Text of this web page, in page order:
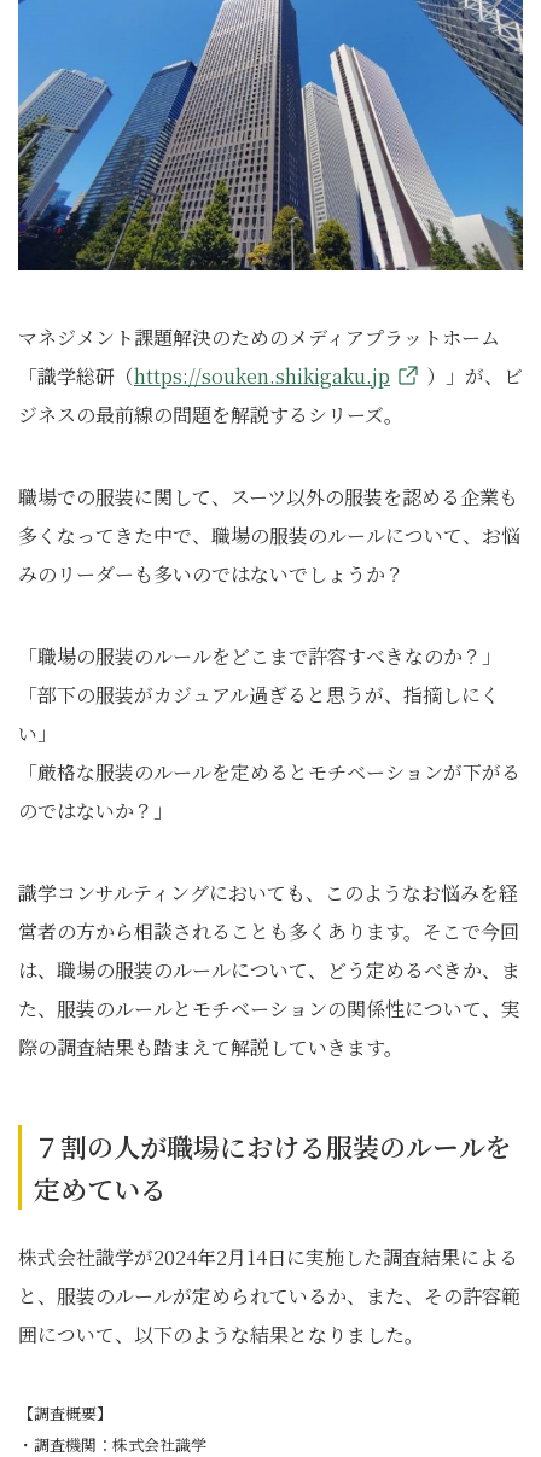
マネジメント課題解決のためのメディアプラットホーム
「識学総研（https://souken.shikigaku.jp
）」が、ビ
ジネスの最前線の問題を解説するシリーズ。
職場での服装に関して、スーツ以外の服装を認める企業も
多くなってきた中で、職場の服装のルールについて、お悩
みのリーダーも多いのではないでしょうか？
「職場の服装のルールをどこまで許容すべきなのか？」
「部下の服装がカジュアル過ぎると思うが、指摘しにく
い」
「厳格な服装のルールを定めるとモチベーションが下がる
のではないか？」
識学コンサルティングにおいても、このようなお悩みを経
営者の方から相談されることも多くあります。そこで今回
は、職場の服装のルールについて、どう定めるべきか、ま
た、服装のルールとモチベーションの関係性について、実
際の調査結果も踏まえて解説していきます。
７割の人が職場における服装のルールを
定めている
株式会社識学が2024年2月14日に実施した調査結果による
と、服装のルールが定められているか、また、その許容範
囲について、以下のような結果となりました。
【調査概要】
・調査機関：株式会社識学